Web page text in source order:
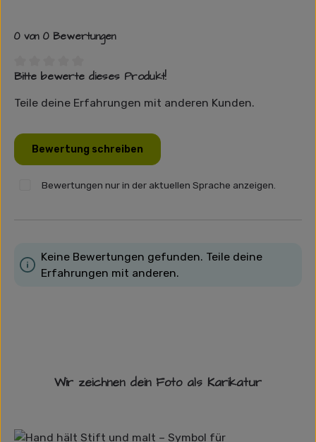
0 von 0 Bewertungen
Durchschnittliche Bewertung von 0 von 5 Sternen
Bitte bewerte dieses Produkt!
Teile deine Erfahrungen mit anderen Kunden.
Bewertung schreiben
Bewertungen nur in der aktuellen Sprache anzeigen.
Keine Bewertungen gefunden. Teile deine
Erfahrungen mit anderen.
Wir zeichnen dein Foto als Karikatur